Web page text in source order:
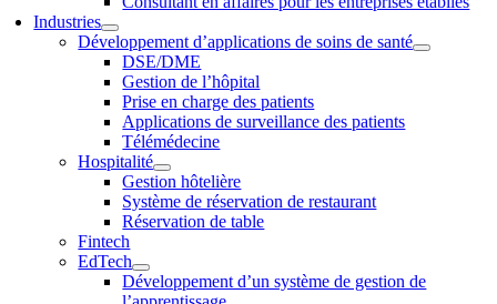
Industries
Développement d’applications de soins de santé
DSE/DME
Gestion de l’hôpital
Prise en charge des patients
Applications de surveillance des patients
Télémédecine
Hospitalité
Gestion hôtelière
Système de réservation de restaurant
Réservation de table
Fintech
EdTech
Développement d’un système de gestion de